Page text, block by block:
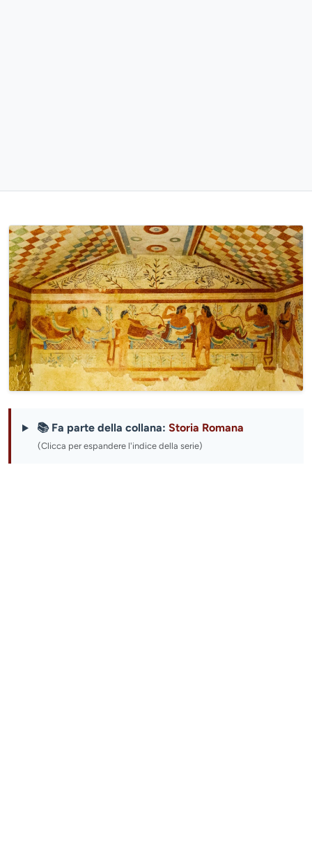
📚 Fa parte della collana: Storia Romana
(Clicca per espandere l'indice della serie)